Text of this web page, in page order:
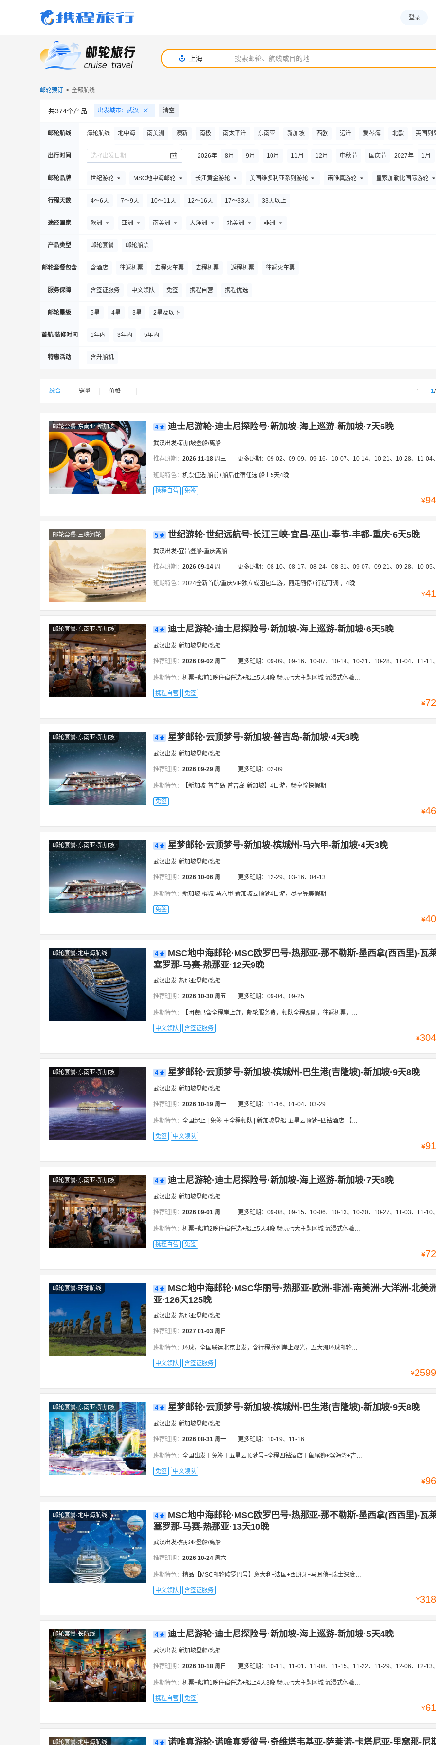
登录
上海
邮轮预订 > 全部航线
共374个产品 出发城市： 武汉 清空
邮轮航线 海轮航线 地中海 南美洲 澳新 南极 南太平洋 东南亚 新加坡 西欧 远洋 爱琴海 北欧 英国列
中国内地 北美洲 日韩 太平洋沿岸 阿拉斯加
出行时间 选择出发日期 2026年 8月 9月 10月 11月 12月 中秋节 国庆节 2027年 1月
8月 9 11 月 元旦节 春节
邮轮品牌 世纪游轮 MSC地中海邮轮 长江黄金游轮 美国维多利亚系列游轮 诺唯真游轮 皇家加勒比国际游轮
海达路德游轮
行程天数 4～6天 7～9天 10～11天 12～16天 17～33天 33天以上
途径国家 欧洲 亚洲 南美洲 大洋洲 北美洲 非洲
产品类型 邮轮套餐 邮轮船票
邮轮套餐包含 含酒店 往返机票 去程火车票 去程机票 返程机票 往返火车票
服务保障 含签证服务 中文领队 免签 携程自营 携程优选
邮轮星级 5星 4星 3星 2星及以下
首航/装修时间 1年内 3年内 5年内
特惠活动 含升船机
综合 销量 价格 1/
邮轮套餐·东南亚·新加坡 4 迪士尼游轮·迪士尼探险号·新加坡-海上巡游-新加坡·7天6晚
武汉出发-新加坡登船/离船
推荐班期： 2026 11-18 周三 更多班期： 09-02、09-09、09-16、10-07、10-14、10-21、10-28、11-04、11-11、11-25、12-02、12-09、
班期特色： 机票任选 船前+船后住宿任选 船上5天4晚
携程自营 免签
¥
邮轮套餐·三峡河轮 5 世纪游轮·世纪远航号·长江三峡·宜昌-巫山-奉节-丰都-重庆·6天5晚
武汉出发-宜昌登船-重庆离船
推荐班期： 2026 09-14 周一 更多班期： 08-10、08-17、08-24、08-31、09-07、09-21、09-28、10-05、10-12、10-19、10-26、11-02、11-09、11-16、
班期特色： 2024全新首航/重庆VIP独立成团包车游，随走随停+行程可调 ，4晚180度一线江景/全静音客房·免费WIFI+行李搬运』中西自助·赠3夜宵+1晚5钻酒店/专车接站直送码头｜无需等待｜
¥
邮轮套餐·东南亚·新加坡 4 迪士尼游轮·迪士尼探险号·新加坡-海上巡游-新加坡·6天5晚
武汉出发-新加坡登船/离船
推荐班期： 2026 09-02 周三 更多班期： 09-09、09-16、10-07、10-14、10-21、10-28、11-04、11-11、11-18、11-25、12-02、12-09、
班期特色： 机票+船前1晚住宿任选+船上5天4晚 畅玩七大主题区域 沉浸式体验海上梦幻旅程
携程自营 免签
¥
邮轮套餐·东南亚·新加坡 4 星梦邮轮·云顶梦号·新加坡-普吉岛-新加坡·4天3晚
武汉出发-新加坡登船/离船
推荐班期： 2026 09-29 周二 更多班期： 02-09
班期特色： 【新加坡-普吉岛-普吉岛-新加坡】4日游，畅享愉快假期
免签
¥
邮轮套餐·东南亚·新加坡 4 星梦邮轮·云顶梦号·新加坡-槟城州-马六甲-新加坡·4天3晚
武汉出发-新加坡登船/离船
推荐班期： 2026 10-06 周二 更多班期： 12-29、03-16、04-13
班期特色： 新加坡-槟城-马六甲-新加坡云顶梦4日游，尽享完美假期
免签
¥
邮轮套餐·地中海航线 4
MSC地中海邮轮·MSC欧罗巴号·热那亚-那不勒斯-墨西拿(西西里)-瓦
塞罗那-马赛-热那亚·12天9晚
武汉出发-热那亚登船/离船
推荐班期： 2026 10-30 周五 更多班期： 09-04、09-25
班期特色： 【团费已含全程岸上游，邮轮服务费，领队全程跟随，往返机票，岸上餐食】米兰，热那亚，那不勒斯（庞贝古城），梅西纳（陶尔米纳），瓦莱塔，巴塞罗那，马赛，卢加诺
中文领队 含签证服务
¥
邮轮套餐·东南亚·新加坡 4 星梦邮轮·云顶梦号·新加坡-槟城州-巴生港(吉隆坡)-新加坡·9天8晚
武汉出发-新加坡登船/离船
推荐班期： 2026 10-19 周一 更多班期： 11-16、01-04、03-29
班期特色： 全国起止 | 免签 ＋全程领队 | 新加坡登船-五星云顶梦+四钻酒店-【新加坡-槟城-吉隆坡-民丹岛 9天8晚】 | 赠送价值980岸上观光
免签 中文领队
¥
邮轮套餐·东南亚·新加坡 4 迪士尼游轮·迪士尼探险号·新加坡-海上巡游-新加坡·7天6晚
武汉出发-新加坡登船/离船
推荐班期： 2026 09-01 周二 更多班期： 09-08、09-15、10-06、10-13、10-20、10-27、11-03、11-10、11-17、11-24、12-01、12-08、
班期特色： 机票+船前2晚住宿任选+船上5天4晚 畅玩七大主题区域 沉浸式体验海上梦幻旅程
携程自营 免签
¥
邮轮套餐·环球航线 4
MSC地中海邮轮·MSC华丽号·热那亚-欧洲-非洲-南美洲-大洋洲-北美
亚·126天125晚
武汉出发-热那亚登船/离船
推荐班期： 2027 01-03 周日
班期特色： 环球，全国联运北京出发，含行程所列岸上观光，五大洲环球邮轮之旅
中文领队 含签证服务
¥
邮轮套餐·东南亚·新加坡 4 星梦邮轮·云顶梦号·新加坡-槟城州-巴生港(吉隆坡)-新加坡·9天8晚
武汉出发-新加坡登船/离船
推荐班期： 2026 08-31 周一 更多班期： 10-19、11-16
班期特色： 全国出发丨免签丨五星云顶梦号+全程四钻酒店丨鱼尾狮+滨海湾+吉隆坡双子塔+槟城壁画+娘惹美食+民丹岛红树林+黄金沙丘蓝湖丨35米滑索+ZOUK派对+赠岸上游+海景下午茶
免签 中文领队
¥
邮轮套餐·地中海航线 4
MSC地中海邮轮·MSC欧罗巴号·热那亚-那不勒斯-墨西拿(西西里)-瓦
塞罗那-马赛-热那亚·13天10晚
武汉出发-热那亚登船/离船
推荐班期： 2026 10-24 周六
班期特色： 精品【MSC邮轮欧罗巴号】意大利+法国+西班牙+马耳他+瑞士深度+少女峰13天10晚MXPMXP
中文领队 含签证服务
¥
邮轮套餐·长航线 4 迪士尼游轮·迪士尼探险号·新加坡-海上巡游-新加坡·5天4晚
武汉出发-新加坡登船/离船
推荐班期： 2026 10-18 周日 更多班期： 10-11、11-01、11-08、11-15、11-22、11-29、12-06、12-13、12-
班期特色： 机票+船前1晚住宿任选+船上4天3晚 畅玩七大主题区域 沉浸式体验海上梦幻旅程
携程自营 免签
¥
邮轮套餐·地中海航线 4 诺唯真游轮·诺唯真爱彼号·奇维塔韦基亚-萨莱诺-卡塔尼亚-里窝那-尼